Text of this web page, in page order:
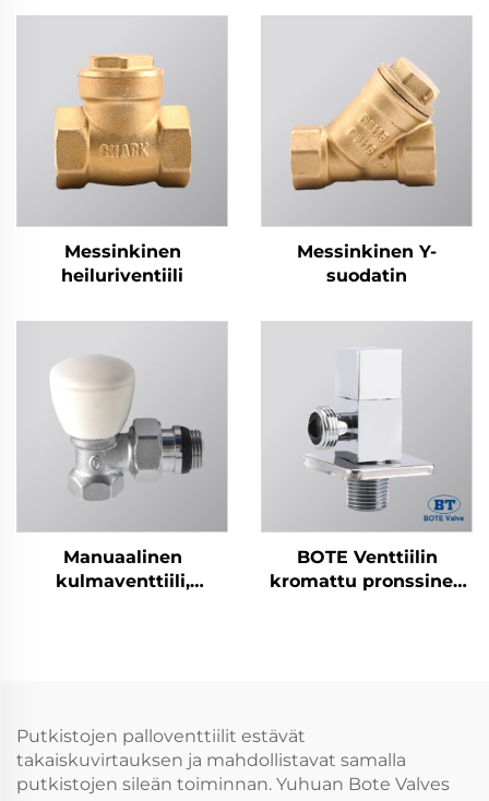
Messinkinen
heiluriventiili
Messinkinen Y-
suodatin
Manuaalinen
kulmaventtiili,
BOTE Venttiilin
kromattu pronssinen
Putkistojen palloventtiilit estävät
takaiskuvirtauksen ja mahdollistavat samalla
putkistojen sileän toiminnan. Yuhuan Bote Valves